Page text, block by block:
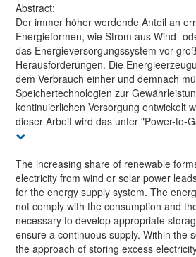
Abstract:
Der immer höher werdende Anteil an
Energieformen, wie Strom aus Wind-
das Energieversorgungssystem vor
Herausforderungen. Die
dem Verbrauch einher und demnach
Speichertechnologien zur
kontinuierlichen Versorgung entwickelt
dieser Arbeit wird das unter "Power-to-
The increasing share of renewable
electricity from wind or solar power
for the energy supply system. The
not comply with the consumption and
necessary to develop appropriate
ensure a continuous supply. Within the
the approach of storing excess